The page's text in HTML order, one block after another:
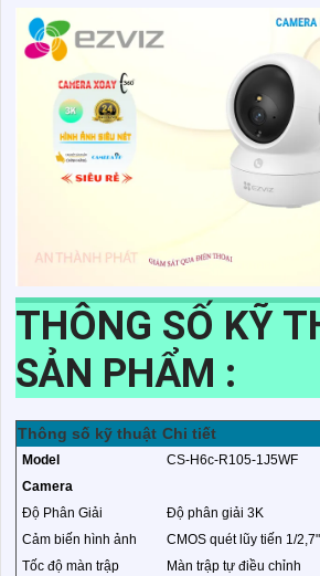
THÔNG SỐ KỸ
SẢN PHẨM :
Thông số kỹ thuật Chi tiết
Model
CS-H6c-R105-1J5WF
Camera
Độ Phân Giải
Độ phân giải 3K
Cảm biến hình ảnh
CMOS quét lũy tiến 1/2,7"
Tốc độ màn trập
Màn trập tự điều chỉnh